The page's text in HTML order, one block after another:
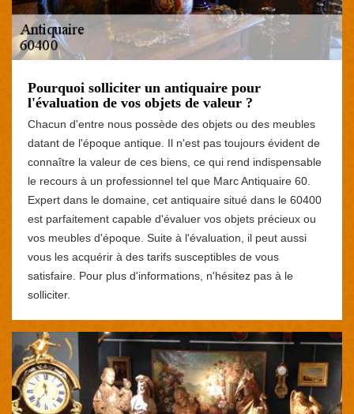
Pourquoi solliciter un antiquaire pour
l'évaluation de vos objets de valeur ?
Chacun d'entre nous possède des objets ou des meubles
datant de l'époque antique. Il n'est pas toujours évident de
connaître la valeur de ces biens, ce qui rend indispensable
le recours à un professionnel tel que Marc Antiquaire 60.
Expert dans le domaine, cet antiquaire situé dans le 60400
est parfaitement capable d'évaluer vos objets précieux ou
vos meubles d'époque. Suite à l'évaluation, il peut aussi
vous les acquérir à des tarifs susceptibles de vous
satisfaire. Pour plus d'informations, n'hésitez pas à le
solliciter.